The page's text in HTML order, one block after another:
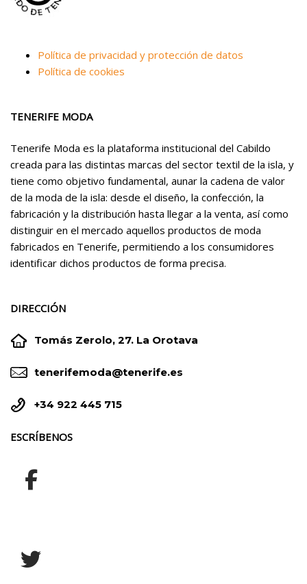
Política de privacidad y protección de datos
Política de cookies
TENERIFE MODA
Tenerife Moda es la plataforma institucional del Cabildo
creada para las distintas marcas del sector textil de la isla, y
tiene como objetivo fundamental, aunar la cadena de valor
de la moda de la isla: desde el diseño, la confección, la
fabricación y la distribución hasta llegar a la venta, así como
distinguir en el mercado aquellos productos de moda
fabricados en Tenerife, permitiendo a los consumidores
identificar dichos productos de forma precisa.
DIRECCIÓN

 Tomás Zerolo, 27. La Orotava

 tenerifemoda@tenerife.es

 +34 922 445 715
ESCRÍBENOS